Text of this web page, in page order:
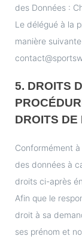
des Données :
Le délégué à la
manière
5. DROITS
DROITS DE
Conformément
des données à
droits ci-après
Afin que le
droit à sa
ses prénom et